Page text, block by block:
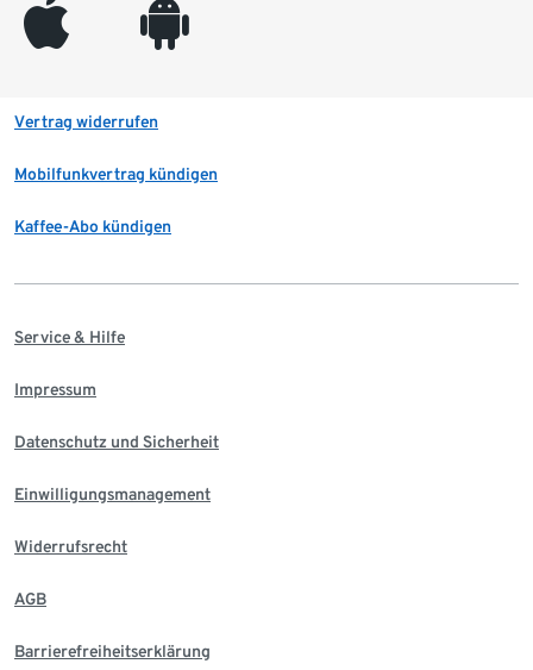
appleinc android
Vertrag widerrufen
Mobilfunkvertrag kündigen
Kaffee-Abo kündigen
Service & Hilfe
Impressum
Datenschutz und Sicherheit
Einwilligungsmanagement
Widerrufsrecht
AGB
Barrierefreiheitserklärung